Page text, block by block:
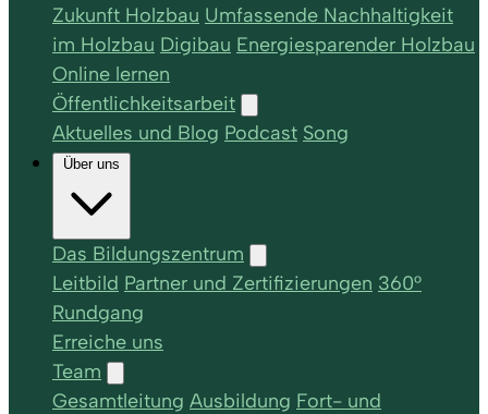
Zukunft Holzbau Umfassende Nachhaltigkeit
im Holzbau Digibau Energiesparender Holzbau
Online lernen
Öffentlichkeitsarbeit
Aktuelles und Blog Podcast Song
Über uns
Das Bildungszentrum
Leitbild Partner und Zertifizierungen 360°
Rundgang
Erreiche uns
Team
Gesamtleitung Ausbildung Fort- und